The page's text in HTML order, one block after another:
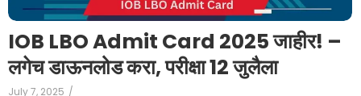
IOB LBO Admit Card 2025 जाहीर! –
लगेच डाऊनलोड करा, परीक्षा 12 जुलैला
July 7, 2025 /